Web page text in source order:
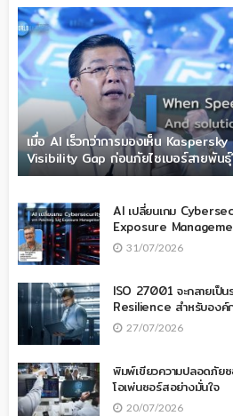
เมื่อ AI เร็วกว่าการมองเห็น
Visibility Gap ก่อนภัยไซเบอร์สายพันธุ์
AI เปลี่ยนเกม
Exposure
31/07/2026
ISO 27001 จะกลายเป็
Resilience สำหรับองค์
27/07/2026
พิมพ์เขียวความปลอดภัย
โอเพ่นซอร์สอย่างมั่นใจ
20/07/2026